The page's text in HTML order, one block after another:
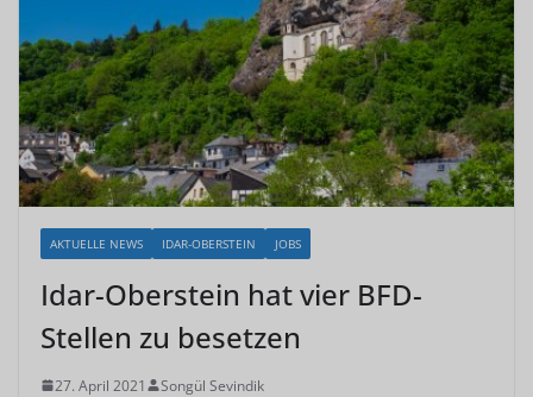
AKTUELLE NEWS IDAR-OBERSTEIN JOBS
Idar-Oberstein hat vier BFD-
Stellen zu besetzen
27. April 2021 Songül Sevindik